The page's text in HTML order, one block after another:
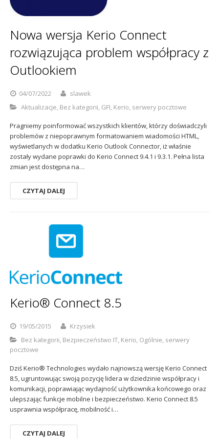
Nowa wersja Kerio Connect
rozwiązująca problem współpracy z
Outlookiem
04/07/2022
slawek
Aktualizacje, Bez kategorii, GFI, Kerio, serwery pocztowe
Pragniemy poinformować wszystkich klientów, którzy doświadczyli
problemów z niepoprawnym formatowaniem wiadomości HTML,
wyświetlanych w dodatku Kerio Outlook Connector, iż właśnie
zostały wydane poprawki do Kerio Connect 9.4.1 i 9.3.1. Pełna lista
zmian jest dostępna na…
CZYTAJ DALEJ
Kerio® Connect 8.5
19/05/2015
Krzysiek
Bez kategorii, Bezpieczeństwo IT, Kerio, Ogólnie, serwery
pocztowe
Dziś Kerio® Technologies wydało najnowszą wersję Kerio Connect
8.5, ugruntowując swoją pozycję lidera w dziedzinie współpracy i
komunikacji, poprawiając wydajność użytkownika końcowego oraz
ulepszając funkcje mobilne i bezpieczeństwo. Kerio Connect 8.5
usprawnia współpracę, mobilność i…
CZYTAJ DALEJ